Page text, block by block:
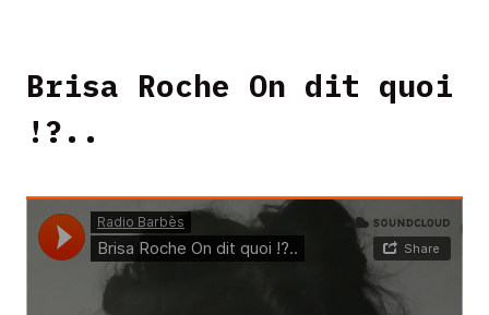
Brisa Roche On dit quoi
!?..